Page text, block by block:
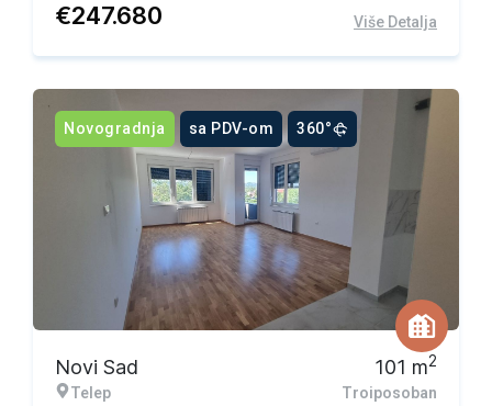
€247.680 Više Detalja
Novogradnja sa PDV-om 360°
Novi Sad
Telep
101 m2
Troiposoban